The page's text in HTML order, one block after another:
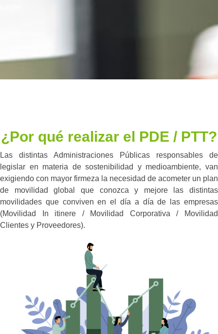
¿Por qué realizar el PDE / PTT?
Las distintas Administraciones Públicas responsables de
legislar en materia de sostenibilidad y medioambiente, van
exigiendo con mayor firmeza la necesidad de acometer un plan
de movilidad global que conozca y mejore las distintas
movilidades que conviven en el día a día de las empresas
(Movilidad In itinere / Movilidad Corporativa / Movilidad
Clientes y Proveedores).